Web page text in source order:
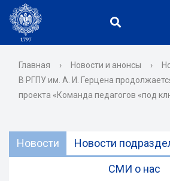
Главная › Новости и анонсы ›
В РГПУ им. А. И. Герцена
проекта «Команда педагогов «под
Новости Новости
СМИ о нас